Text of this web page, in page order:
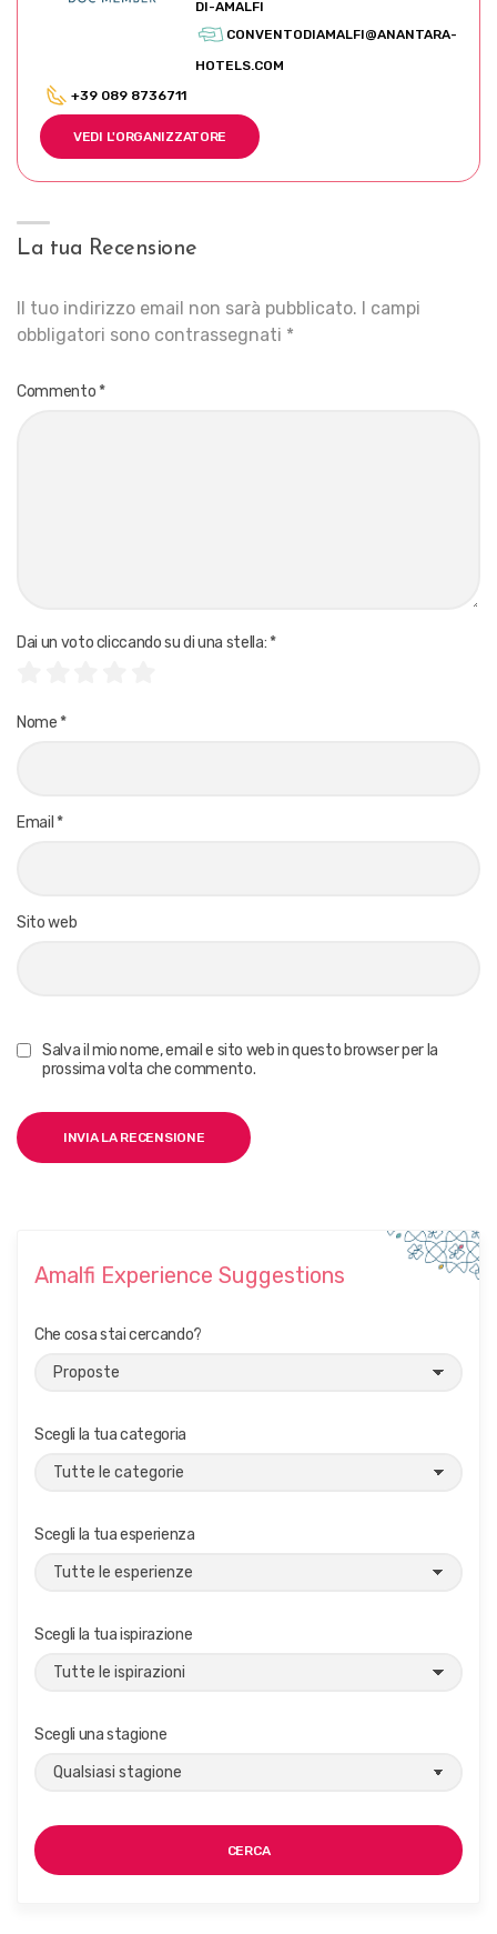
DI-AMALFI
CONVENTODIAMALFI@ANANTARA-
HOTELS.COM
+39 089 8736711
VEDI L'ORGANIZZATORE
La tua Recensione
Il tuo indirizzo email non sarà pubblicato. I campi
obbligatori sono contrassegnati *
Commento *
Dai un voto cliccando su di una stella: *
Nome *
Email *
Sito web
Salva il mio nome, email e sito web in questo browser per la
prossima volta che commento.
Amalfi Experience Suggestions
Che cosa stai cercando?
Scegli la tua categoria
Scegli la tua esperienza
Scegli la tua ispirazione
Scegli una stagione
CERCA